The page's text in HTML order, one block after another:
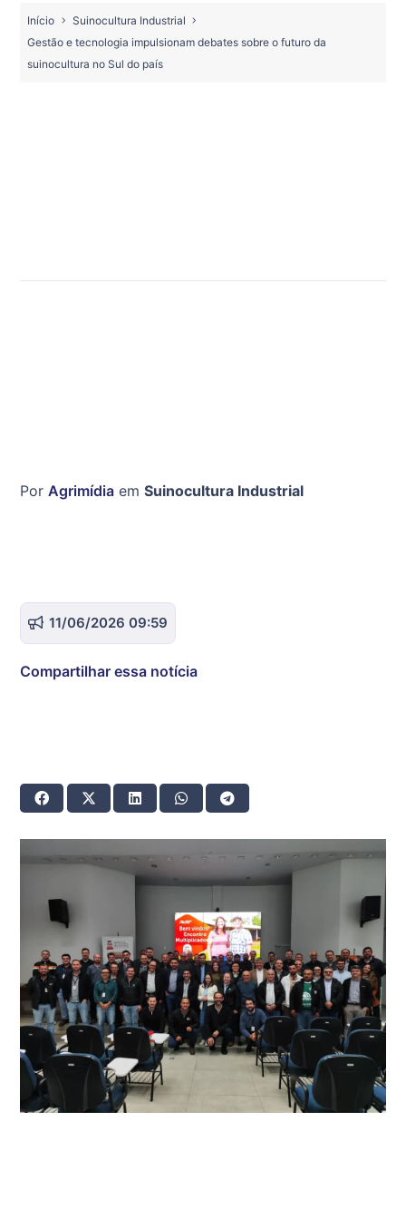
Início
Suinocultura Industrial
Gestão e tecnologia impulsionam debates sobre o futuro da
suinocultura no Sul do país
Por Agrimídia em Suinocultura Industrial
11/06/2026 09:59
Compartilhar essa notícia